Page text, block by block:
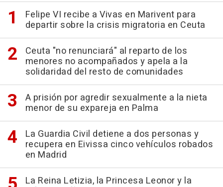
Felipe VI recibe a Vivas en Marivent para
departir sobre la crisis migratoria en Ceuta
Ceuta "no renunciará" al reparto de los
menores no acompañados y apela a la
solidaridad del resto de comunidades
A prisión por agredir sexualmente a la nieta
menor de su expareja en Palma
La Guardia Civil detiene a dos personas y
recupera en Eivissa cinco vehículos robados
en Madrid
La Reina Letizia, la Princesa Leonor y la